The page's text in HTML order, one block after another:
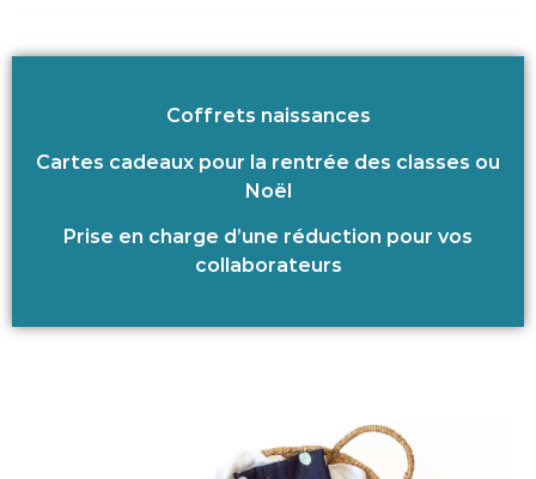
Coffrets naissances
Cartes cadeaux pour la rentrée des classes ou
Noël
Prise en charge d’une réduction pour vos
collaborateurs